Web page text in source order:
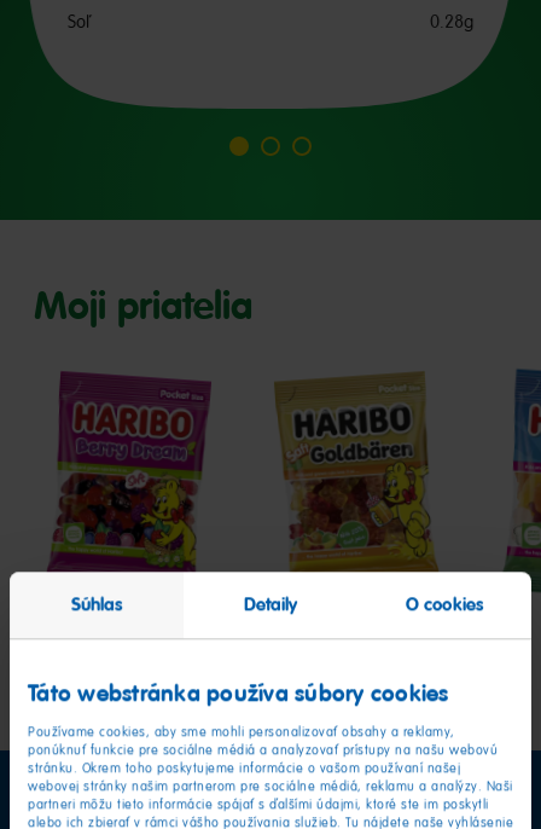
Súhlas Detaily O cookies
Táto webstránka používa súbory cookies
Používame cookies, aby sme mohli personalizovať obsahy a reklamy,
ponúknuť funkcie pre sociálne médiá a analyzovať prístupy na našu webovú
stránku. Okrem toho poskytujeme informácie o vašom používaní našej
webovej stránky našim partnerom pre sociálne médiá, reklamu a analýzy. Naši
partneri môžu tieto informácie spájať s ďalšími údajmi, ktoré ste im poskytli
alebo ich zbierať v rámci vášho používania služieb. Tu nájdete naše vyhlásenie
Soľ 0.28g
Prejsť
1
Prejsť
2
Prejsť
3
Moji priatelia
Berry
Dream
Saft
Goldbären